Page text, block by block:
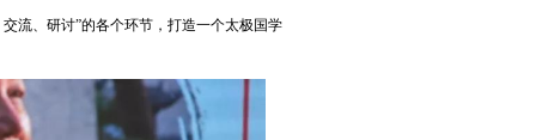
流、研讨”的各个环节，打造一个太极国学